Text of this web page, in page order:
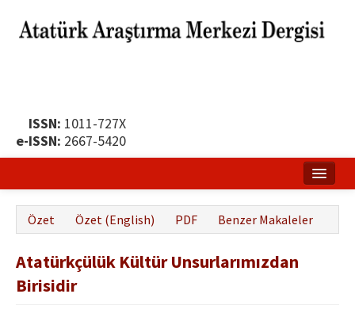
ISSN: 1011-727X
e-ISSN: 2667-5420
Hakkında
Yayın Politikası
Dergi Kurulları
Özet Özet (English) PDF Benzer Makaleler
Atatürkçülük Kültür Unsurlarımızdan
Birisidir